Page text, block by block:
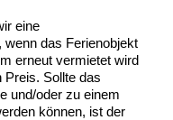
eine
wenn das Ferienobjekt
erneut vermietet wird
Preis. Sollte das
und/oder zu einem
können, ist der